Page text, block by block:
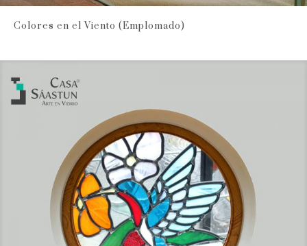
Colores en el Viento (Emplomado)